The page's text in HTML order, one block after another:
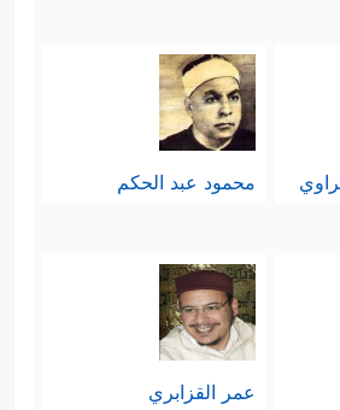
والأقربين من
وقد أضافَت بُعدًا
عليهم السلام
بالقسط والعدل،
الكفر والباطل فيه
ولصلابة إيمانهم، فكذلك
محمود عبد الحكم
عمر القزابري